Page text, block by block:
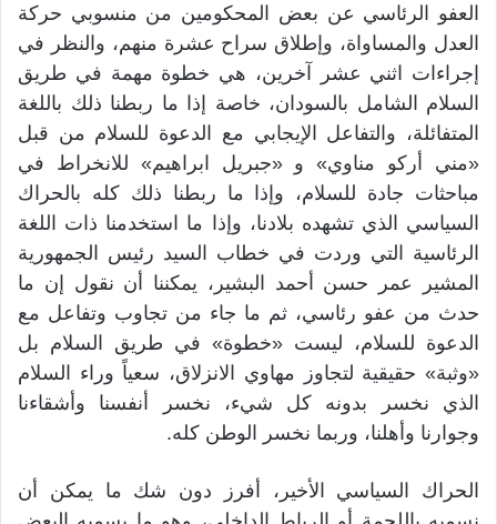
العفو الرئاسي عن بعض المحكومين من منسوبي حركة
العدل والمساواة، وإطلاق سراح عشرة منهم، والنظر في
إجراءات اثني عشر آخرين، هي خطوة مهمة في طريق
السلام الشامل بالسودان، خاصة إذا ما ربطنا ذلك باللغة
المتفائلة، والتفاعل الإيجابي مع الدعوة للسلام من قبل
«مني أركو مناوي» و «جبريل ابراهيم» للانخراط في
مباحثات جادة للسلام، وإذا ما ربطنا ذلك كله بالحراك
السياسي الذي تشهده بلادنا، وإذا ما استخدمنا ذات اللغة
الرئاسية التي وردت في خطاب السيد رئيس الجمهورية
المشير عمر حسن أحمد البشير، يمكننا أن نقول إن ما
حدث من عفو رئاسي، ثم ما جاء من تجاوب وتفاعل مع
الدعوة للسلام، ليست «خطوة» في طريق السلام بل
«وثبة» حقيقية لتجاوز مهاوي الانزلاق، سعياً وراء السلام
الذي نخسر بدونه كل شيء، نخسر أنفسنا وأشقاءنا
وجوارنا وأهلنا، وربما نخسر الوطن كله.
الحراك السياسي الأخير، أفرز دون شك ما يمكن أن